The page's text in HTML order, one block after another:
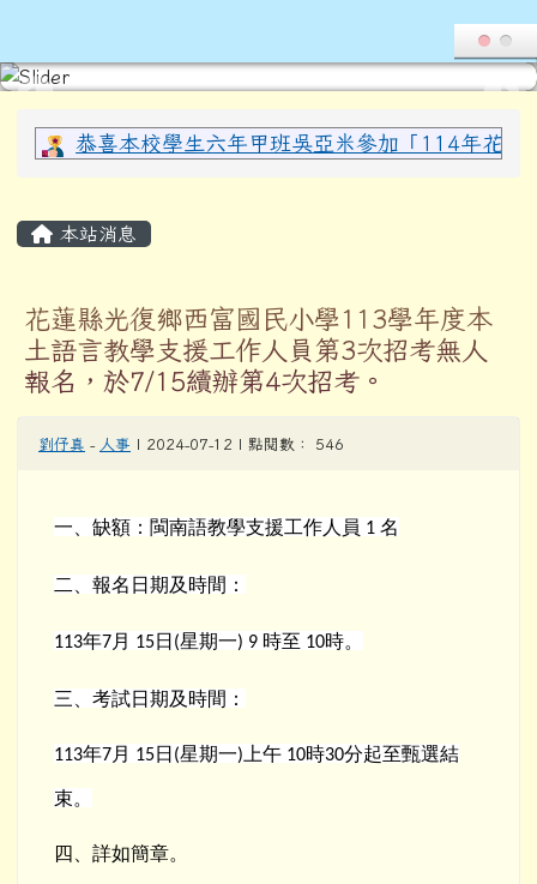
花蓮縣光復鄉西富國民小學全球資
上中區域內容
恭喜本校學生六年甲班吳亞米參加「114年花
本站消息
花蓮縣光復鄉西富國民小學113學年度本
土語言教學支援工作人員第3次招考無人
報名，於7/15續辦第4次招考。
劉伃真 - 人事 | 2024-07-12 | 點閱數： 546
一、缺額：閩南語教學支援工作人員 1 名
二、報名日期及時間：
113年7月 15日 (星期一) 9 時至 10時。
三、考試日期及時間：
113年7月 15日 (星期一)上午 10時30分起至甄選結
束。
四、詳如簡章。
頁尾區域